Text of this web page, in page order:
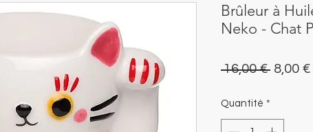
Brûleur à
Neko - Chat
16,00 € Prix
8,00 €
Quantité *